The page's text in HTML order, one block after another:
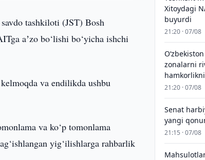
tashkiloti (JST) Bosh
aʼzo bo‘lishi bo‘yicha ishchi
va endilikda ushbu
va ko‘p tomonlama
yig‘ilishlarga rahbarlik
Xitoydagi
buyurdi
21:20 · 07/08
zonalarni
21:20 · 07/08
Senat
yangi
21:15 · 07/08